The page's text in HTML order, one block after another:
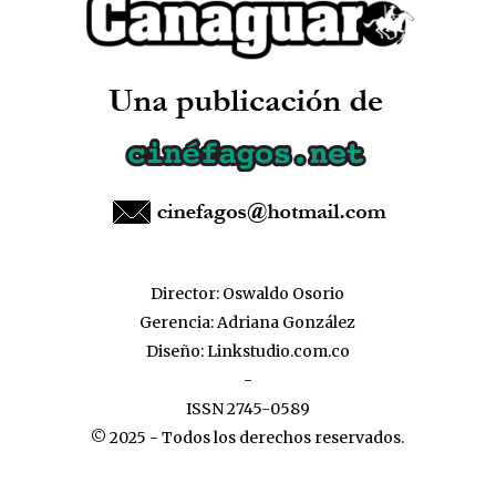
Director: Oswaldo Osorio
Gerencia: Adriana González
Diseño:Linkstudio.com.co
-
ISSN 2745-0589
© 2025 - Todos los derechos reservados.